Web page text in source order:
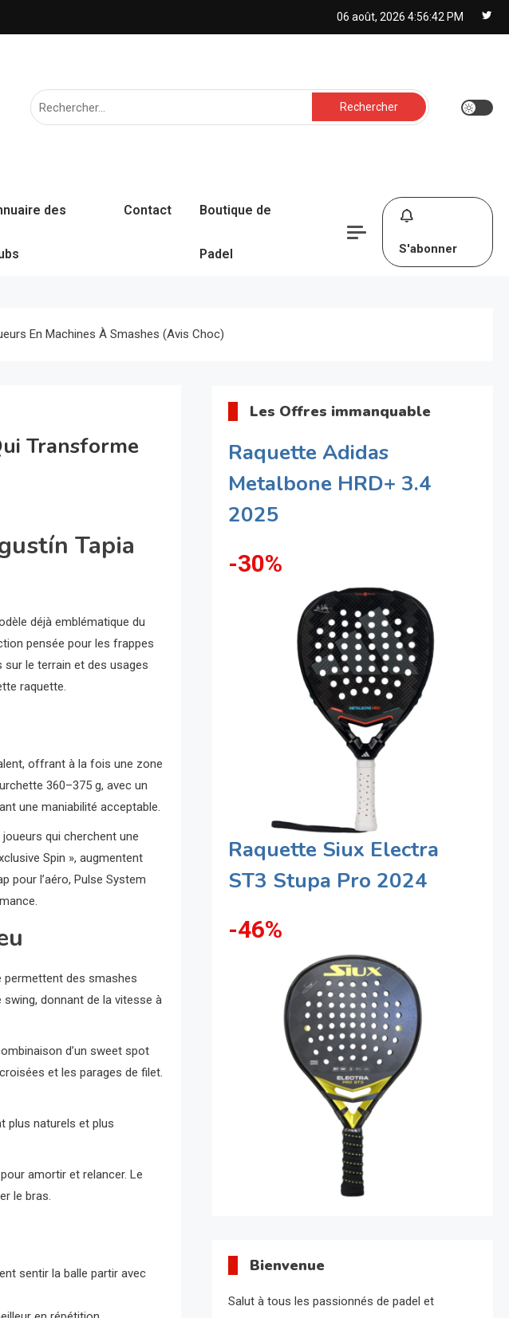
06 août, 2026 4:56:43 PM
Rechercher :
des Contact Boutique de
Padel S'abonner
En Machines À Smashes (avis Choc)
Transforme
Tapia
déjà emblématique du
pensée pour les frappes
le terrain et des usages
raquette.
offrant à la fois une zone
360–375 g, avec un
une maniabilité acceptable.
qui cherchent une
Spin », augmentent
pour l’aéro, Pulse System
permettent des smashes
donnant de la vitesse à
d’un sweet spot
et les parages de filet.
plus naturels et plus
amortir et relancer. Le
le bras.
sentir la balle partir avec
Les Offres immanquable
Raquette Adidas
Metalbone HRD+ 3.4
2025
-30%
Raquette Siux Electra
ST3 Stupa Pro 2024
-46%
Bienvenue
Salut à tous les passionnés de padel et